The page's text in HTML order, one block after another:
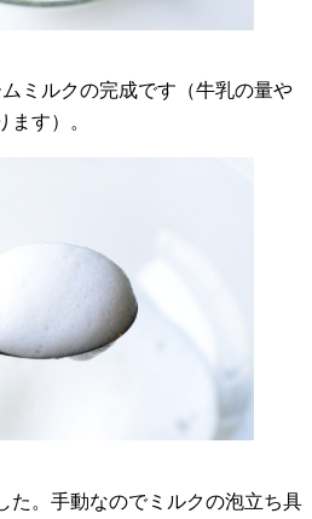
ミルクの完成です（牛乳の量や
す）。
た。手動なのでミルクの泡立ち具